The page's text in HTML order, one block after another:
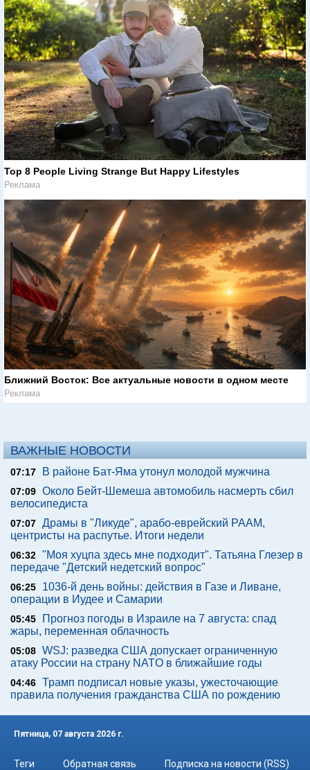
Top 8 People Living Strange But Happy Lifestyles
Реклама
Ближний Восток: Все актуальные новости в одном месте
Реклама
ВАЖНЫЕ НОВОСТИ
07:17 В районе Бат-Яма утонул молодой мужчина
07:09 Около Бейт-Шемеша автомобиль насмерть сбил
велосипедиста
07:07 Драмы в "Ликуде", арабо-еврейский РААМ,
центристы на распутье. Итоги недели
06:32 "Моя хуцпа здесь мне подходит". Татьяна Глезер в
передаче "Детский недетский вопрос"
06:25
1036-й день войны: действия в Газе и Ливане,
операции в Иудее и Самарии
05:45
Прогноз погоды в Израиле на 7 августа: спад
жары, переменная облачность
05:08 WSJ: разведка США допускает ограниченную
атаку России на страну NATO в ближайшие годы
04:46 Трамп подписал новые указы, ужесточающие
правила получения гражданства США по рождению
Пятница, 07 августа 2026 г.
Теги Обратная связь Подписка на новости (RSS)